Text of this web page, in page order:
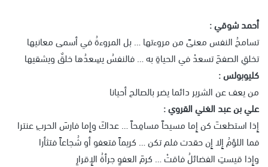
أحمد شوقي :
تسامحُ النفس معنىً من مروءتها … بل المروءةُ في أسمى معانيها
تخلقِ الصفحَ تسعدْ في الحياةِ به … فالنفسُ يسِعدُها خلقٌ ويشقيها
كليوبولس :
من يعف عن الشرير دائما يضر بالصالح أحيانا
علي بن عبد الغني القروي :
إِذا استطعتَ كن إِما مسيحاً مسامِحاً … عداكَ وإِما فارسَ الحربِ عنترا
فما اللؤمُ إِلا إِن حقدت فلم تكن … كريماً فتعفو أو شُجاعاً فتثأرا
وإِذا قيستِ الفضائلُ فاقتْ … كرمَ العفوِ جرأةُ الإِقرارِ